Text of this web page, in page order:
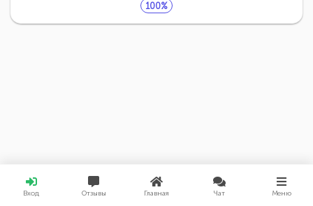
Вход Отзывы Главная Чат Меню
100%